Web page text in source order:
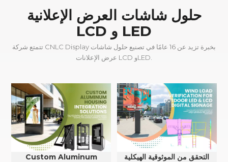
حلول شاشات العرض الإعلانية
LCD و LED
تتمتع شركة CNLC Display بخبرة تزيد عن 16 عامًا في تصنيع حلول شاشات
عرض الإعلانات LCD وLED.
Custom Aluminum
التحقق من الموثوقية الهيكلية